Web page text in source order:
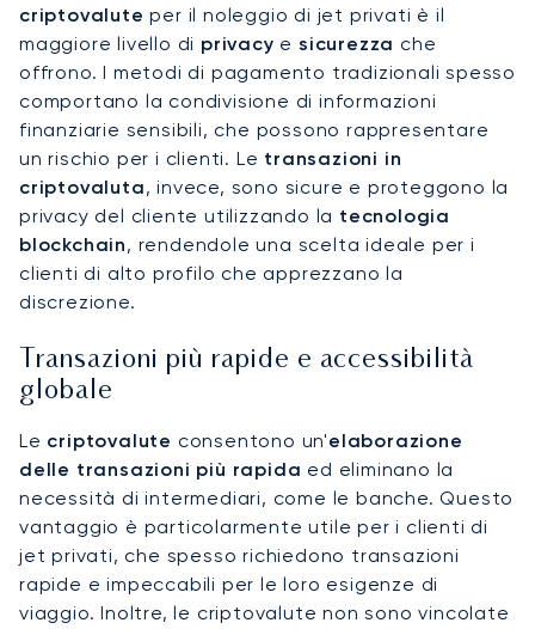
criptovalute per il noleggio di jet privati è il
maggiore livello di privacy esicurezza che
offrono. I metodi di pagamento tradizionali spesso
comportano la condivisione di informazioni
finanziarie sensibili, che possono rappresentare
un rischio per i clienti. Le transazioni in
criptovaluta, invece, sono sicure e proteggono la
privacy del cliente utilizzando la tecnologia
blockchain, rendendole una scelta ideale per i
clienti di alto profilo che apprezzano la
discrezione.
Transazioni più rapide e accessibilità
globale
Le criptovalute consentono un'elaborazione
delle transazioni più rapida ed eliminano la
necessità di intermediari, come le banche. Questo
vantaggio è particolarmente utile per i clienti di
jet privati, che spesso richiedono transazioni
rapide e impeccabili per le loro esigenze di
viaggio. Inoltre, le criptovalute non sono vincolate